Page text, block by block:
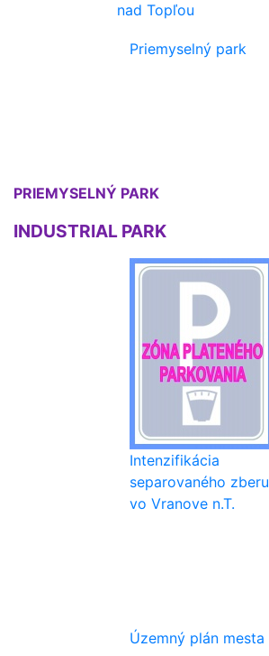
nad Topľou
Priemyselný park
PRIEMYSELNÝ PARK
INDUSTRIAL PARK
Zóna plateného
parkovania
Intenzifikácia
separovaného zberu
vo Vranove n.T.
Územný plán mesta